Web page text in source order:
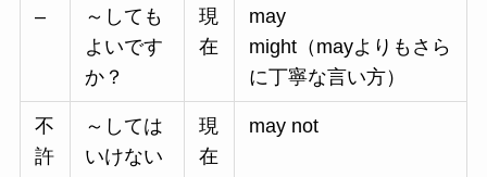
–
～しても
よいです
か？
現
在
may
might（mayよりもさら
に丁寧な言い方）
不
許
～しては
いけない
現
在
may not